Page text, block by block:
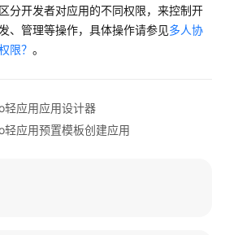
分开发者对应用的不同权限，来控制开
、管理等操作，具体操作请参见多人协
限？ 。
轻应用应用设计器
应用预置模板创建应用